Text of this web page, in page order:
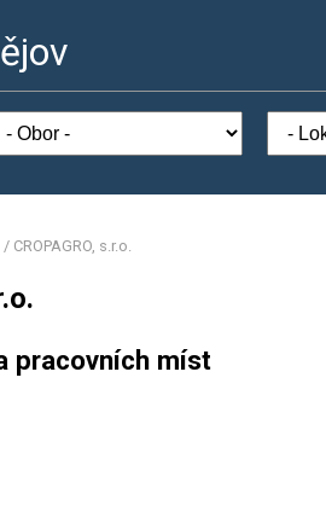
/ CROPAGRO, s.r.o.
pracovních míst